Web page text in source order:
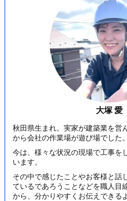
大塚 愛
秋田県生まれ。実家が建築業を営
から会社の作業場が遊び場でした。
今は、様々な状況の現場で工事を
います。
その中で感じたことやお客様と話
ているであろうことなどを職人目
から、分かりやすくお伝えできる